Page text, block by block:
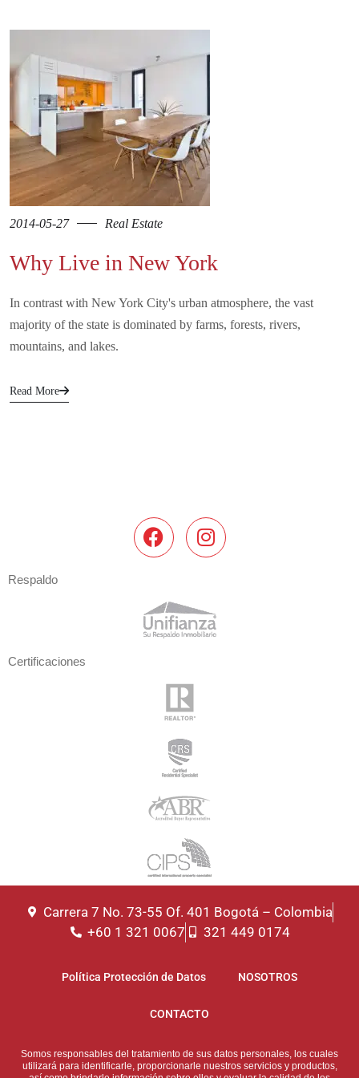
2014-05-27 Real Estate
Why Live in New York
In contrast with New York City's urban atmosphere, the vast
majority of the state is dominated by farms, forests, rivers,
mountains, and lakes.
Read More
Respaldo
Certificaciones
Carrera 7 No. 73-55 Of. 401 Bogotá – Colombia
+60 1 321 0067
321 449 0174
Política Protección de Datos NOSOTROS
CONTACTO
Somos responsables del tratamiento de sus datos personales, los cuales
utilizará para identificarle, proporcionarle nuestros servicios y productos,